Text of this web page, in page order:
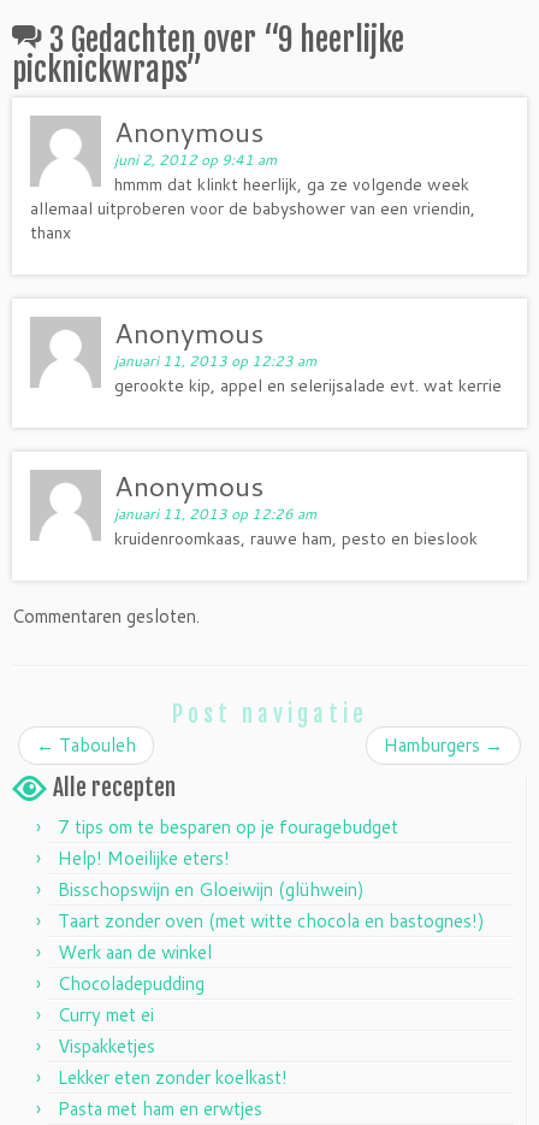
3 Gedachten over “9 heerlijke
picknickwraps”
Anonymous
juni 2, 2012 op 9:41 am
hmmm dat klinkt heerlijk, ga ze volgende week
allemaal uitproberen voor de babyshower van een vriendin,
thanx
Anonymous
januari 11, 2013 op 12:23 am
gerookte kip, appel en selerijsalade evt. wat kerrie
Anonymous
januari 11, 2013 op 12:26 am
kruidenroomkaas, rauwe ham, pesto en bieslook
Commentaren gesloten.
Post navigatie
← Tabouleh Hamburgers →
Alle recepten
7 tips om te besparen op je fouragebudget
Help! Moeilijke eters!
Bisschopswijn en Gloeiwijn (glühwein)
Taart zonder oven (met witte chocola en bastognes!)
Werk aan de winkel
Chocoladepudding
Curry met ei
Vispakketjes
Lekker eten zonder koelkast!
Pasta met ham en erwtjes